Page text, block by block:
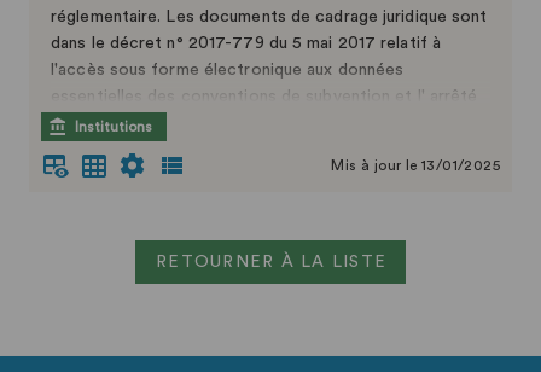
réglementaire. Les documents de cadrage juridique sont
dans le décret n° 2017-779 du 5 mai 2017 relatif à
l'accès sous forme électronique aux données
essentielles des conventions de subvention et l' arrêté
du 17 novembre 2017 relatif aux conditions de mises à
disposition des données essentielles des conventions
de subvention.
https://datarmor.cotesdarmor.fr/pages/modeles-de-
Institutions
Mis à jour le 13/01/2025
RETOURNER À LA LISTE